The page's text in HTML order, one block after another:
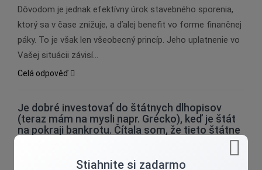
Dôvodom je jednak efektívny úrok stavebného sporenia,
ktorý sa v čase znižuje, a ďalej benefit vo forme finančnej
páky. To je však len všeobecný princíp. Jeho uplatnenie vo
Vašej situácii závisí…
Celá odpověď
Je dobré investovať do štátnych dlhopisov
(teraz mám na mysli napr. Grécko), keď je štát
na pokraji bankrotu. Čítala som, že tieto štátne
dlhopisy stúpajú na úrokovej sadzbe až cez 6%.
Keď by to bola pravda, tak ako to, že stúpajú?
Čo sa stane s uloženými vkladmi ľudí (napr.
Stiahnite si zadarmo